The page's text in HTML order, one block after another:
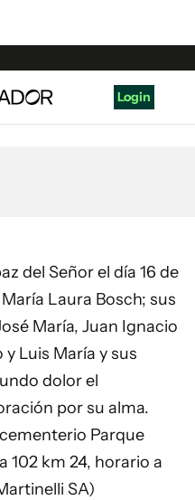
Login
del Señor el día 16 de
Laura Bosch; sus
María, Juan Ignacio
Luis María y sus
dolor el
por su alma.
Parque
102 km 24, horario a
SA)